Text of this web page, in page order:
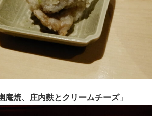
庵焼、庄内麩とクリームチーズ」